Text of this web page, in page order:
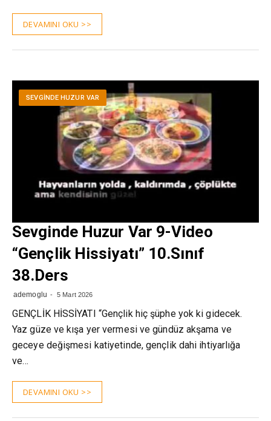
DEVAMINI OKU >>
SEVGINDE HUZUR VAR
Sevginde Huzur Var 9-Video
“Gençlik Hissiyatı” 10.Sınıf
38.Ders
ademoglu 5 Mart 2026
GENÇLİK HİSSİYATI “Gençlik hiç şüphe yok ki gidecek.
Yaz güze ve kışa yer vermesi ve gündüz akşama ve
geceye değişmesi katiyetinde, gençlik dahi ihtiyarlığa
ve…
DEVAMINI OKU >>